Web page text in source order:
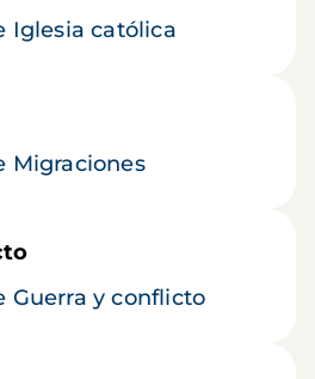
Iglesia católica
Migraciones
Guerra y conflicto